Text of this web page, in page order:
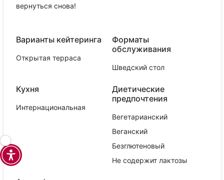
вернуться снова!
Варианты кейтеринга
Открытая терраса
Форматы
обслуживания
Шведский стол
Кухня
Интернациональная
Диетические
предпочтения
Вегетарианский
Веганский
Безглютеновый
Не содержит лактозы